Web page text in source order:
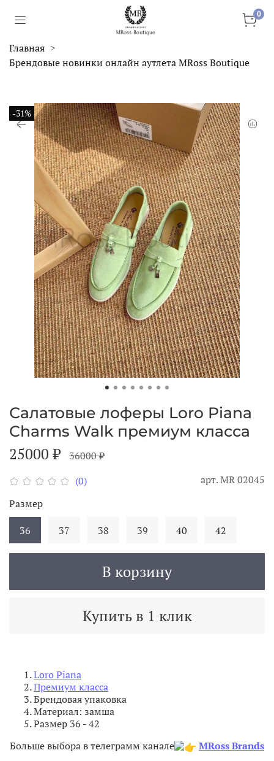
0
Главная
Брендовые новинки онлайн аутлета MRoss Boutique
-31%
(0) арт.MR 02045
Салатовые лоферы Loro Piana
Charms Walk премиум класса
25000 ₽ 36000 ₽
В корзину
Купить в 1 клик
Размер
36
37 38 39 40 42
Loro Piana
Премиум класса
Брендовая упаковка
Материал: замша
Размер 36 - 42
Больше выбора в телеграмм канале
MRoss Brands